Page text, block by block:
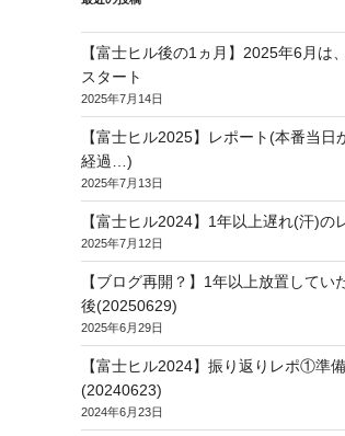
【富士ヒル後の1ヵ月】2025年6月は
スタート
2025年7月14日
【富士ヒル2025】レポート(本番当日
経過…)
2025年7月13日
【富士ヒル2024】1年以上遅れ(汗)の
2025年7月12日
【ブログ再開？】1年以上放置してい
後(20250629)
2025年6月29日
【富士ヒル2024】振り返りレポ①準
(20240623)
2024年6月23日